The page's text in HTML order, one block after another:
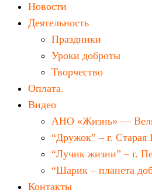
Новости
Деятельность
Праздники
Уроки доброты
Творчество
Оплата.
Видео
АНО «Жизнь» —
“Дружок” – г. Старая
“Лучик жизни” – г.
“Шарик – планета
Контакты